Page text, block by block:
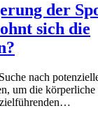
der
sich die
nach
um die